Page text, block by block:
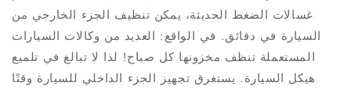
غسالات الضغط الحديثة، يمكن تنظيف الجزء الخارجي من
السيارة في دقائق. في الواقع: العديد من وكالات السيارات
المستعملة تنظف مخزونها كل صباح! لذا لا تبالغ في تلميع
هيكل السيارة. يستغرق تجهيز الجزء الداخلي للسيارة وقتًا